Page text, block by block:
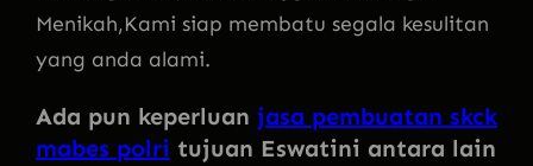
Menikah,Kami siap membatu segala kesulitan
yang anda alami.
Ada pun keperluan jasa pembuatan skck
mabes polri tujuan Eswatini antara lain